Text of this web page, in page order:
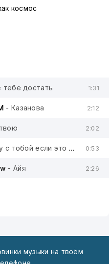
космос
достать 1:31
- Казанова 2:12
2:02
тобой если это любовь 0:53
- Айя 2:26
музыки на твоём